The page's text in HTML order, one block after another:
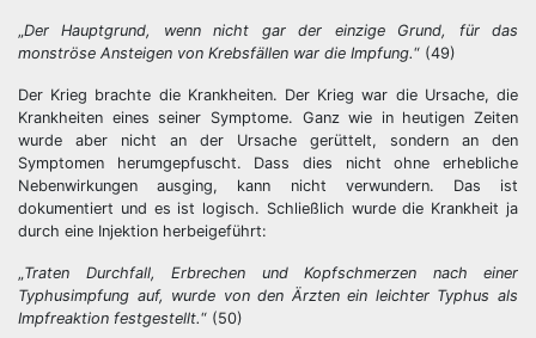
„Der Hauptgrund, wenn nicht gar der einzige Grund, für das
monströse Ansteigen von Krebsfällen war die Impfung.“ (49)
Der Krieg brachte die Krankheiten. Der Krieg war die Ursache, die
Krankheiten eines seiner Symptome. Ganz wie in heutigen Zeiten
wurde aber nicht an der Ursache gerüttelt, sondern an den
Symptomen herumgepfuscht. Dass dies nicht ohne erhebliche
Nebenwirkungen ausging, kann nicht verwundern. Das ist
dokumentiert und es ist logisch. Schließlich wurde die Krankheit ja
durch eine Injektion herbeigeführt:
„Traten Durchfall, Erbrechen und Kopfschmerzen nach einer
Typhusimpfung auf, wurde von den Ärzten ein leichter Typhus als
Impfreaktion festgestellt.“ (50)